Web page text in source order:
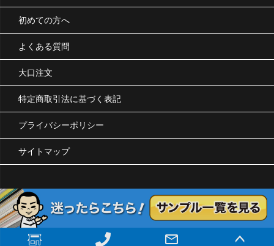
初めての方へ
よくある質問
大口注文
特定商取引法に基づく表記
プライバシーポリシー
サイトマップ